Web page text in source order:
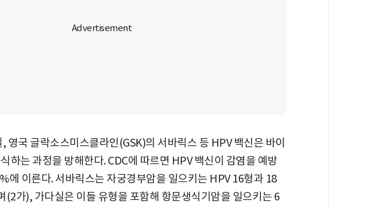
영국 글락소스미스클라인(GSK)의 서바릭스 등 HPV 백신은 바이
하는 과정을 방해한다. CDC에 따르면 HPV 백신이 감염을 예방
에 이른다. 서바릭스는 자궁경부암을 일으키는 HPV 16형과 18
(2가), 가다실은 이들 유형을 포함해 항문생식기암을 일으키는 6